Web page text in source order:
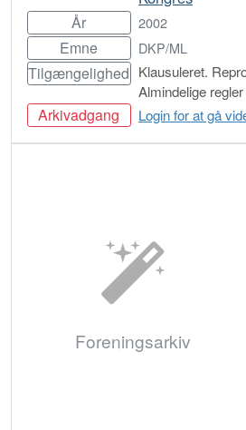
År 2002
Emne DKP/ML
Tilgængelighed Klausuleret.
Almindelige regler
Arkivadgang Login for at gå
Bestil
Foreningsarkiv